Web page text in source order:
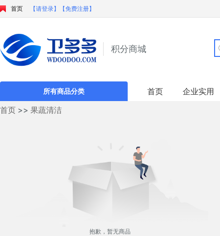
首页 【请登录】 【免费注册】
积分商城
所有商品分类 首页
企业实用
首页 >> 果蔬清洁
抱歉，暂无商品